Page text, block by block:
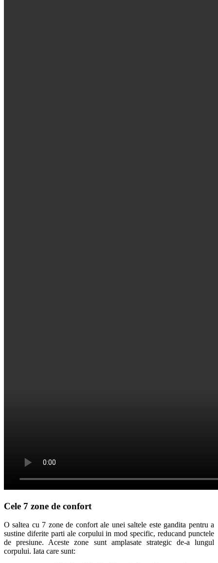
Cele 7 zone de confort
O saltea cu 7 zone de confort ale unei saltele este gandita pentru a
sustine diferite parti ale corpului in mod specific, reducand punctele
de presiune. Aceste zone sunt amplasate strategic de-a lungul
corpului. Iata care sunt: